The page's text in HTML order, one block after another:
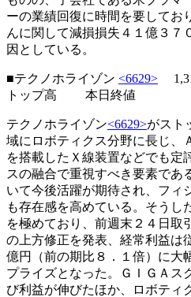
ーの業績回復に時間を要してお
んに関して減損損失４１億３７
因としている。
■テクノホライゾン <6629>
トップ高 本日終値
テクノホライゾン<6629>がスト
域にロボティクス分野に長じ、
を搭載したＸ線装置などでも定
スの融合で重視すべき要素であ
いて今後活躍が期待され、フィ
も存在感を高めている。そうし
を極めており、前週末２４日取
の上方修正を発表、経常利益は
億円（前の期比８．１倍）に大
プライズとなった。ＧＩＧＡス
び利益が伸びたほか、ロボティ